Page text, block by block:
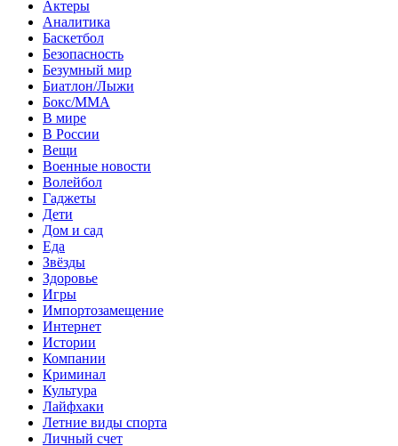
Актеры
Аналитика
Баскетбол
Безопасность
Безумный мир
Биатлон/Лыжи
Бокс/MMA
В мире
В России
Вещи
Военные новости
Волейбол
Гаджеты
Дети
Дом и сад
Еда
Звёзды
Здоровье
Игры
Импортозамещение
Интернет
Истории
Компании
Криминал
Культура
Лайфхаки
Летние виды спорта
Личный счет